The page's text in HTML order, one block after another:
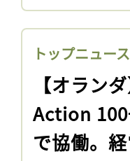
トップニュース
【オラン
Action
で協働。